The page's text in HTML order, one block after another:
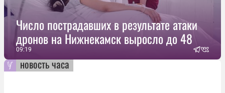
Число пострадавших в результате атаки
дронов на Нижнекамск выросло до 48
09:19
новость часа